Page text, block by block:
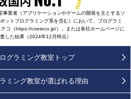
業者（アプリケーションやゲームの開発を主とするソ
ットプログラミング系を含む）において、プログラミ
コ（https://coeteco.jp/）」または各社ホームページに
した結果（2024年12月時点）
グラミング教室トップ
ミング教室が選ばれる理由